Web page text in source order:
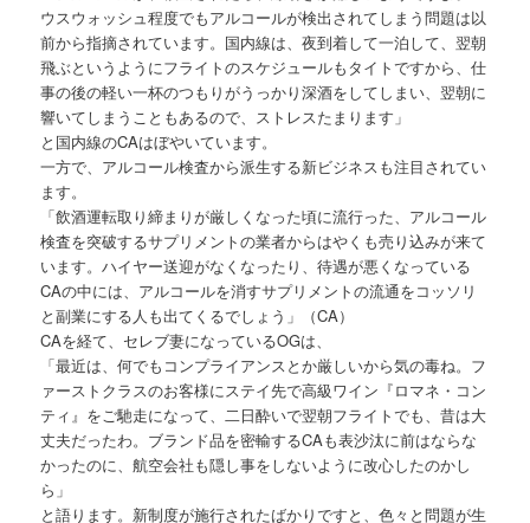
ウスウォッシュ程度でもアルコールが検出されてしまう問題は以
前から指摘されています。国内線は、夜到着して一泊して、翌朝
飛ぶというようにフライトのスケジュールもタイトですから、仕
事の後の軽い一杯のつもりがうっかり深酒をしてしまい、翌朝に
響いてしまうこともあるので、ストレスたまります」
と国内線のCAはぼやいています。
一方で、アルコール検査から派生する新ビジネスも注目されてい
ます。
「飲酒運転取り締まりが厳しくなった頃に流行った、アルコール
検査を突破するサプリメントの業者からはやくも売り込みが来て
います。ハイヤー送迎がなくなったり、待遇が悪くなっている
CAの中には、アルコールを消すサプリメントの流通をコッソリ
と副業にする人も出てくるでしょう」（CA）
CAを経て、セレブ妻になっているOGは、
「最近は、何でもコンプライアンスとか厳しいから気の毒ね。フ
ァーストクラスのお客様にステイ先で高級ワイン『ロマネ・コン
ティ』をご馳走になって、二日酔いで翌朝フライトでも、昔は大
丈夫だったわ。ブランド品を密輸するCAも表沙汰に前はならな
かったのに、航空会社も隠し事をしないように改心したのかし
ら」
と語ります。新制度が施行されたばかりですと、色々と問題が生